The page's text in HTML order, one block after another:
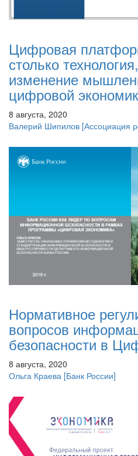
Цифровая
столько
изменение
цифровой
8 августа, 2020
Валерий Шипилов [Ассоциация
Нормативное
вопросов
безопасности в
8 августа, 2020
Ольга Краева [Банк России]